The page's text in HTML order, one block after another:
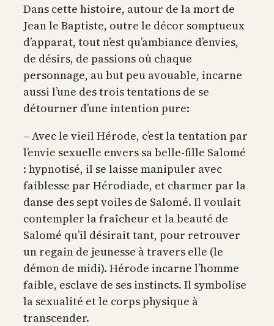
Dans cette histoire, autour de la mort de
Jean le Baptiste, outre le décor somptueux
d’apparat, tout n’est qu’ambiance d’envies,
de désirs, de passions où chaque
personnage, au but peu avouable, incarne
aussi l’une des trois tentations de se
détourner d’une intention pure:
– Avec le vieil Hérode, c’est la tentation par
l’envie sexuelle envers sa belle-fille Salomé
: hypnotisé, il se laisse manipuler avec
faiblesse par Hérodiade, et charmer par la
danse des sept voiles de Salomé. Il voulait
contempler la fraîcheur et la beauté de
Salomé qu’il désirait tant, pour retrouver
un regain de jeunesse à travers elle (le
démon de midi). Hérode incarne l’homme
faible, esclave de ses instincts. Il symbolise
la sexualité et le corps physique à
transcender.